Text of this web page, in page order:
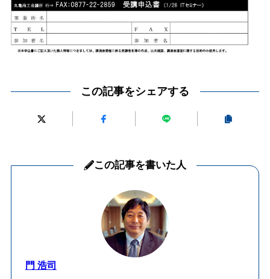
この記事をシェアする
この記事を書いた人
門 浩司